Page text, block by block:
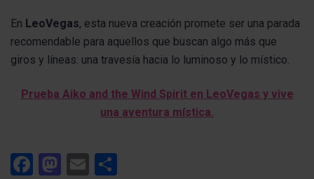
En LeoVegas, esta nueva creación promete ser una parada
recomendable para aquellos que buscan algo más que
giros y líneas: una travesía hacia lo luminoso y lo místico.
Prueba Aiko and the Wind Spirit en LeoVegas y vive
una aventura mística.
Facebook
Mastodon
Email